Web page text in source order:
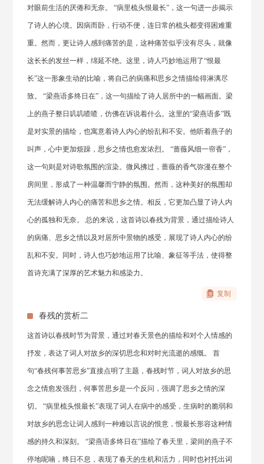
对眼前生活的厌倦和无奈。 “病里梳头恨最长”，这一句进一步揭示
了诗人的心境。因病而卧，行动不便，连日常的梳头都变得困难重
重。然而，更让诗人感到痛苦的是，这种痛苦似乎没有尽头，就像
这长长的发丝一样，绵延不绝。这里，诗人巧妙地运用了“恨最
长”这一形象生动的比喻，将自己的病痛和思乡之情描绘得淋漓尽
致。 “梁燕语多终日在”，这一句描绘了诗人居所中的一幅画面。梁
上的燕子整日叽叽喳喳，仿佛在诉说着什么。这里的“梁燕语多”既
是对实景的描绘，也寓意着诗人内心的纷乱和不安。他听着燕子的
叫声，心中更加烦躁，思乡之情也愈发浓烈。 “蔷薇风细一帘香”，
这一句则是对诗歌氛围的渲染。微风拂过，蔷薇的香气弥漫在整个
房间里，形成了一种温馨而宁静的氛围。然而，这种美好的氛围却
无法缓解诗人内心的痛苦和思乡之情。相反，它更加凸显了诗人内
心的孤独和无奈。 总的来说，这首诗以春残为背景，通过描绘诗人
的病痛、思乡之情以及对居所中景物的感受，展现了诗人内心的纷
乱和不安。同时，诗人也巧妙地运用了比喻、象征等手法，使得整
首诗充满了深厚的艺术魅力和感染力。
复制
春残的赏析二
这首诗以春残时节为背景，通过对春天景色的描绘和对个人情感的
抒发，表达了词人对故乡的深切思念和对时光流逝的感慨。 首
句“春残何事苦思乡”直接点明了主题，春残时节，词人对故乡的思
念之情愈发强烈，何事苦思乡是一个反问，强调了思乡之情的深
切。 “病里梳头恨最长”表现了词人在病中的感受，生病时的脆弱和
对故乡的思念让词人感到一种难以言说的恨意，恨最长形容这种情
感的持久和深刻。 “梁燕语多终日在”描绘了春天里，梁间的燕子不
停地呢喃，终日不息，表现了春天的生机和活力，同时也衬托出词